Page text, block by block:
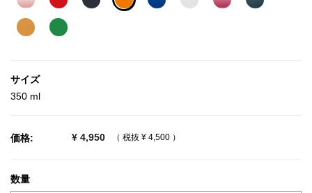
サイズ
350 ml
価格: ¥ 4,950 （ 税抜 ¥ 4,500 ）
数量